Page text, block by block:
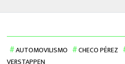
AUTOMOVILISMO CHECO PÉREZ